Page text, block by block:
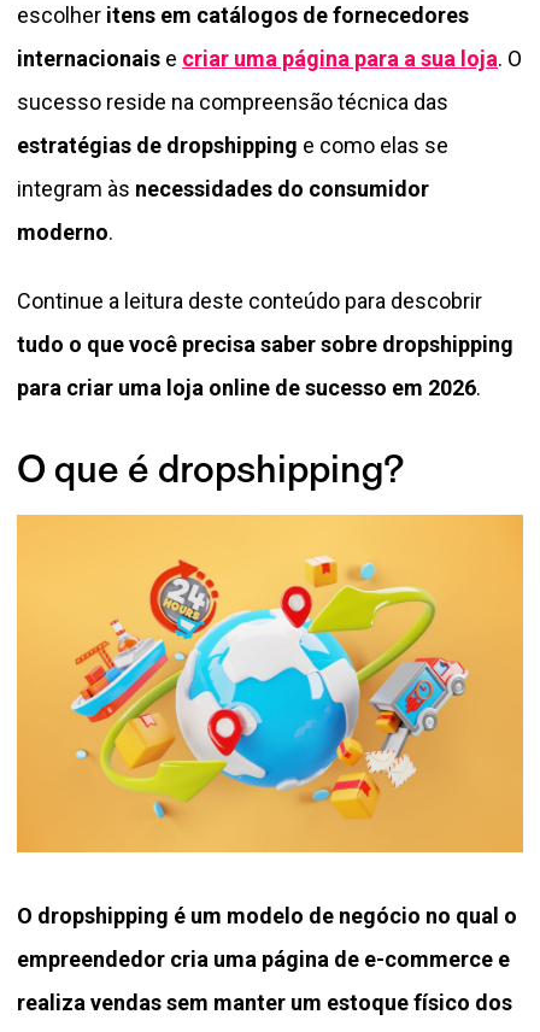
escolher itens em catálogos de fornecedores
internacionais e criar uma página para a sua loja. O
sucesso reside na compreensão técnica das
estratégias de dropshipping e como elas se
integram às necessidades do consumidor
moderno.
Continue a leitura deste conteúdo para descobrir
tudo o que você precisa saber sobre dropshipping
para criar uma loja online de sucesso em 2026.
O que é dropshipping?
O dropshipping é um modelo de negócio no qual o
empreendedor cria uma página de e-commerce e
realiza vendas sem manter um estoque físico dos